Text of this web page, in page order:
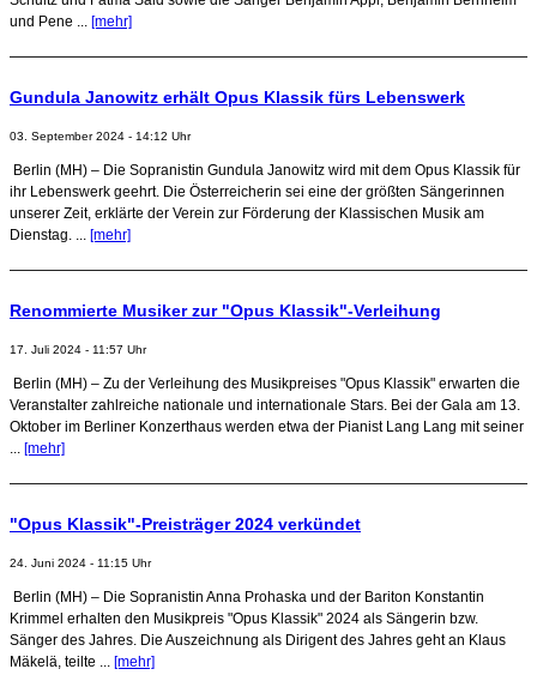
und Pene ... [mehr]
Gundula Janowitz erhält Opus Klassik fürs Lebenswerk
03. September 2024 - 14:12 Uhr
Berlin (MH) – Die Sopranistin Gundula Janowitz wird mit dem Opus Klassik für
ihr Lebenswerk geehrt. Die Österreicherin sei eine der größten Sängerinnen
unserer Zeit, erklärte der Verein zur Förderung der Klassischen Musik am
Dienstag. ... [mehr]
Renommierte Musiker zur "Opus Klassik"-Verleihung
17. Juli 2024 - 11:57 Uhr
Berlin (MH) – Zu der Verleihung des Musikpreises "Opus Klassik" erwarten die
Veranstalter zahlreiche nationale und internationale Stars. Bei der Gala am 13.
Oktober im Berliner Konzerthaus werden etwa der Pianist Lang Lang mit seiner
[mehr]
"Opus Klassik"-Preisträger 2024 verkündet
24. Juni 2024 - 11:15 Uhr
Berlin (MH) – Die Sopranistin Anna Prohaska und der Bariton Konstantin
Krimmel erhalten den Musikpreis "Opus Klassik" 2024 als Sängerin bzw.
Sänger des Jahres. Die Auszeichnung als Dirigent des Jahres geht an Klaus
Mäkelä, teilte ... [mehr]